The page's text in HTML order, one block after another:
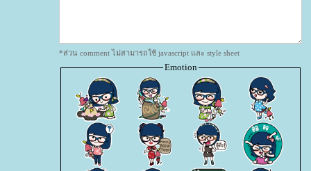
*ส่วน comment ไม่สามารถใช้ javascript และ style sheet
Emotion